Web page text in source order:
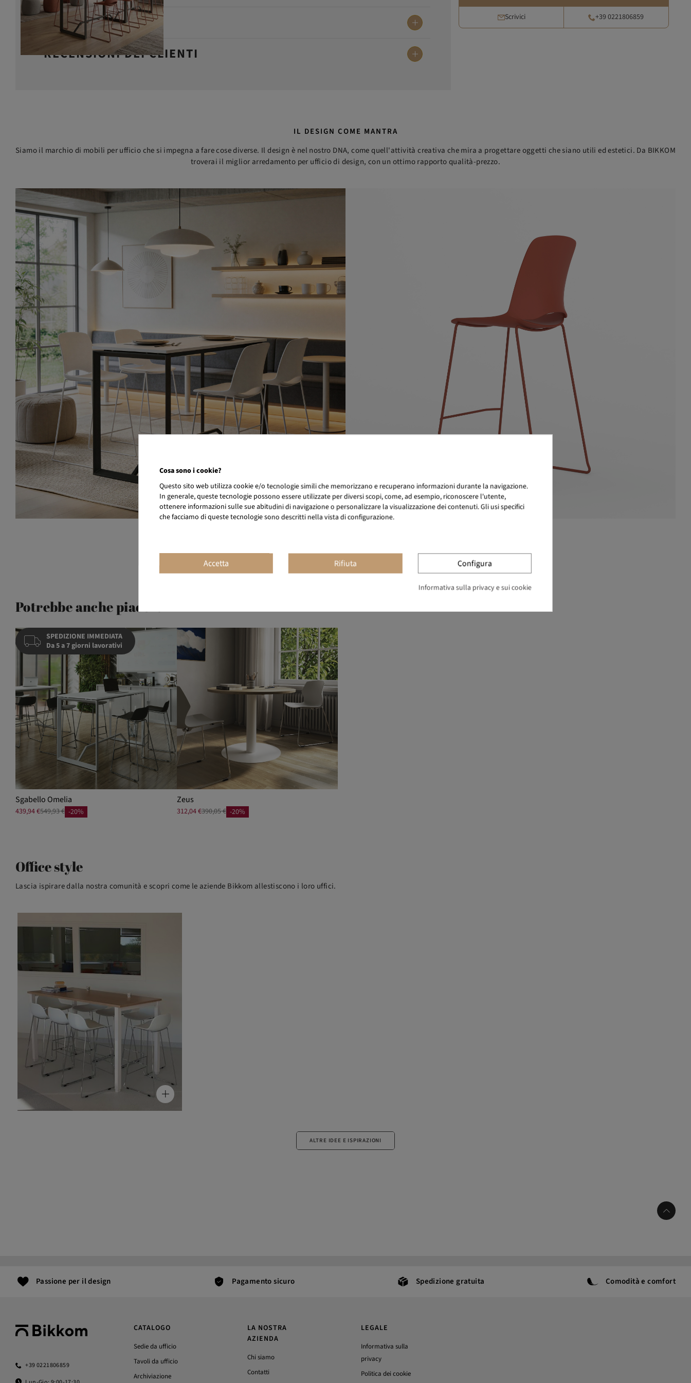
Scrivici +39 0221806859
DATI TECNICI
RECENSIONI DEI CLIENTI
IL DESIGN COME MANTRA
Siamo il marchio di mobili per ufficio che si impegna a fare cose diverse. Il design è nel nostro DNA, come quell'attività creativa che mira a progettare oggetti che siano utili ed estetici. Da BIKKOM
troverai il miglior arredamento per ufficio di design, con un ottimo rapporto qualità-prezzo.
Potrebbe anche piacerti
SPEDIZIONE IMMEDIATA
Da 5 a 7 giorni lavorativi
Sgabello Omelia
439,94 €549,93 € -20%
Zeus
312,04 €390,05 € -20%
Office style
Lascia ispirare dalla nostra comunità e scopri come le aziende Bikkom allestiscono i loro uffici.
ALTRE IDEE E ISPIRAZIONI
Passione per il design Pagamento sicuro Spedizione gratuita Comodità e comfort
+39 0221806859
CATALOGO
Sedie da ufficio
Tavoli da ufficio
Archiviazione
LA NOSTRA
AZIENDA
Chi siamo
Contatti
LEGALE
Informativa sulla
privacy
Politica dei cookie
Cosa sono i cookie?
Questo sito web utilizza cookie e/o tecnologie simili che memorizzano e recuperano informazioni durante la navigazione.
In generale, queste tecnologie possono essere utilizzate per diversi scopi, come, ad esempio, riconoscere l'utente,
ottenere informazioni sulle sue abitudini di navigazione o personalizzare la visualizzazione dei contenuti. Gli usi specifici
che facciamo di queste tecnologie sono descritti nella vista di configurazione.
Accetta Rifiuta Configura
Informativa sulla privacy e sui cookie